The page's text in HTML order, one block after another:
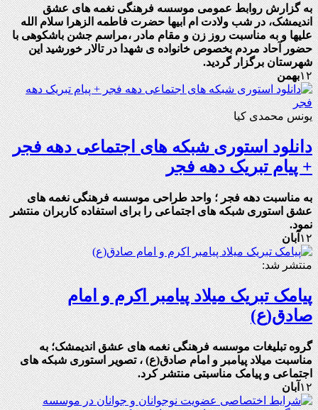
به گزارش روابط عمومی موسسه فرهنگی نغمه های عشق
اندیمشک، در شب ولادت ام ابیها حضرت فاطمه الزهرا سلام الله
علیها و به مناسبت روز زن و مقام مادر ،مراسم جشن باشکوهی با
حضور آحاد مردم بخصوص خانواده ی شهدا در تالار خورشید این
شهرستان برگزار گردید.
۱۲بهمن
یونس محمدی کیا
دانلود استوری شبکه های اجتماعی دهه فجر
+ پیام تبریک دهه فجر
به مناسبت دهه فجر ؛ واحد طراحی موسسه فرهنگی نغمه های
عشق استوری شبکه های اجتماعی را برای استفاده کاربران منتشر
نمود.
۱۲آبان
منتشر شد:
پیامک تبریک میلاد پیامبر اکرم و امام
صادق(ع)
گروه تبلیغات موسسه فرهنگی نغمه های عشق اندیمشک؛ به
مناسبت میلاد پیامبر و امام صادق(ع) ، تصویر استوری شبکه های
اجتماعی و پیامک مناسبتی منتشر کرد.
۱۲آبان